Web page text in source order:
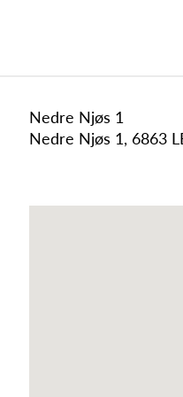
Nedre Njøs 1
Nedre Njøs 1, 6863